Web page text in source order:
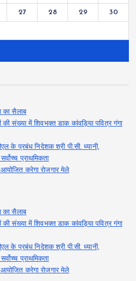
27 28 29 30
का सैलाब
संख्या में शिवभक्त डाक कांवड़िया पवित्र गंगा
के प्रबंध निदेशक श्री पी.सी. ध्यानी,
प्राथमिकता
आयोजित करेगा रोजगार मेले
का सैलाब
संख्या में शिवभक्त डाक कांवड़िया पवित्र गंगा
के प्रबंध निदेशक श्री पी.सी. ध्यानी,
प्राथमिकता
आयोजित करेगा रोजगार मेले